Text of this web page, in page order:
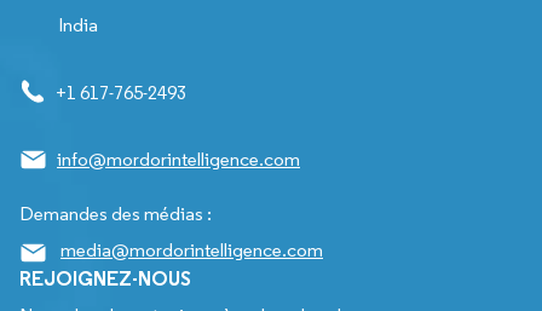
India
+1 617-765-2493
info@mordorintelligence.com
Demandes des médias :
media@mordorintelligence.com
REJOIGNEZ-NOUS